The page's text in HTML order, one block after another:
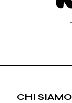
CHI SIAMO